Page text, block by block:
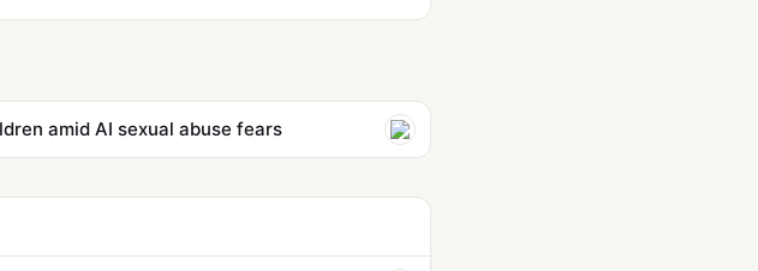
amid AI sexual abuse fears